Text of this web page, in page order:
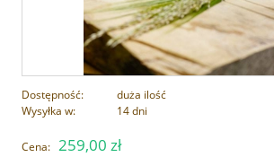
Dostępność:
duża ilość
Wysyłka w:
14 dni
Cena: 259,00 zł